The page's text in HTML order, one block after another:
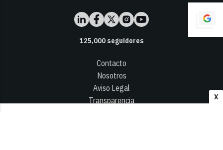
X
125,000seguidores
Contacto
Nosotros
Aviso Legal
Transparencia